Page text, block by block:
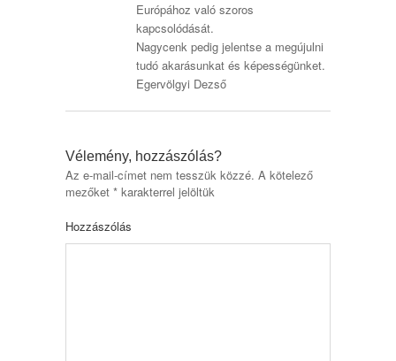
Európához való szoros
kapcsolódását.
Nagycenk pedig jelentse a megújulni
tudó akarásunkat és képességünket.
Egervölgyi Dezső
Vélemény, hozzászólás?
Az e-mail-címet nem tesszük közzé. A kötelező
mezőket * karakterrel jelöltük
Hozzászólás